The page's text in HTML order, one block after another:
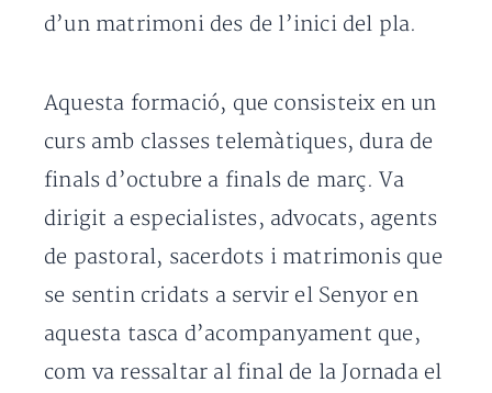
d’un matrimoni des de l’inici del pla.
Aquesta formació, que consisteix en un
curs amb classes telemàtiques, dura de
finals d’octubre a finals de març. Va
dirigit a especialistes, advocats, agents
de pastoral, sacerdots i matrimonis que
se sentin cridats a servir el Senyor en
aquesta tasca d’acompanyament que,
com va ressaltar al final de la Jornada el